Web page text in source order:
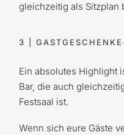
gleichzeitig als Sitzplan
3 |
Ein absolutes Highlight
Bar, die auch
Festsaal ist.
Wenn sich eure Gäste